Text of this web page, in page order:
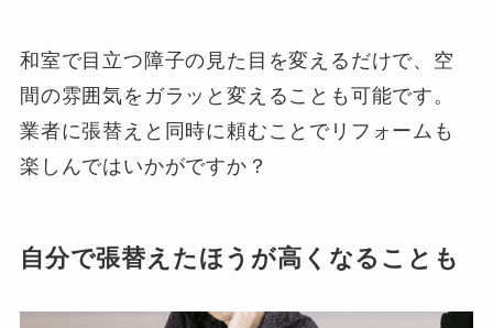
和室で目立つ障子の見た目を変えるだけで、空
間の雰囲気をガラッと変えることも可能です。
業者に張替えと同時に頼むことでリフォームも
楽しんではいかがですか？
自分で張替えたほうが高くなることも